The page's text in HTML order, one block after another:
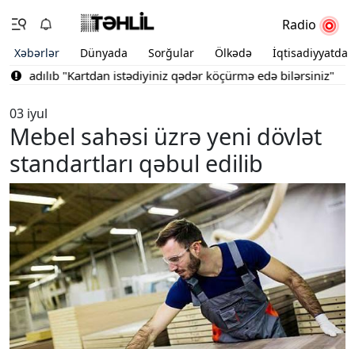
Radio
Xəbərlər Dünyada Sorğular Ölkədə İqtisadiyyatda
"Kartdan istədiyiniz qədər köçürmə edə bilərsiniz"
03 iyul
Mebel sahəsi üzrə yeni dövlət
standartları qəbul edilib